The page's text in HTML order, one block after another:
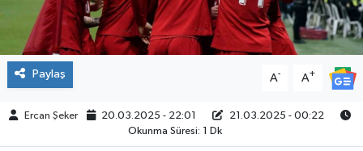
Paylaş A- A+
Ercan Şeker 20.03.2025 - 22:01
21.03.2025 - 00:22
Okunma Süresi: 1 Dk
KÜLTÜR
TURİZM
MAGAZİN